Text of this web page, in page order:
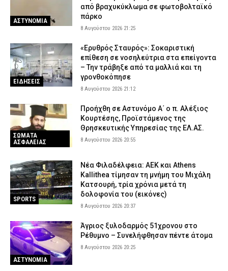
ΑΣΤΥΝΟΜΙΑ
από βραχυκύκλωμα σε φωτοβολταϊκό
πάρκο
8 Αυγούστου 2026 21:25
ΕΙΔΗΣΕΙΣ
«Ερυθρός Σταυρός»: Σοκαριστική
επίθεση σε νοσηλεύτρια στα επείγοντα
– Την τράβηξε από τα μαλλιά και τη
γρονθοκόπησε
8 Αυγούστου 2026 21:12
ΣΩΜΑΤΑ
ΑΣΦΑΛΕΙΑΣ
Προήχθη σε Αστυνόμο Α΄ ο π. Αλέξιος
Κουρτέσης, Προϊστάμενος της
Θρησκευτικής Υπηρεσίας της ΕΛ.ΑΣ.
8 Αυγούστου 2026 20:55
SPORTS
Νέα Φιλαδέλφεια: ΑΕΚ και Athens
Kallithea τίμησαν τη μνήμη του Μιχάλη
Κατσουρή, τρία χρόνια μετά τη
δολοφονία του (εικόνες)
8 Αυγούστου 2026 20:37
ΑΣΤΥΝΟΜΙΑ
Άγριος ξυλοδαρμός 51χρονου στο
Ρέθυμνο – Συνελήφθησαν πέντε άτομα
8 Αυγούστου 2026 20:25